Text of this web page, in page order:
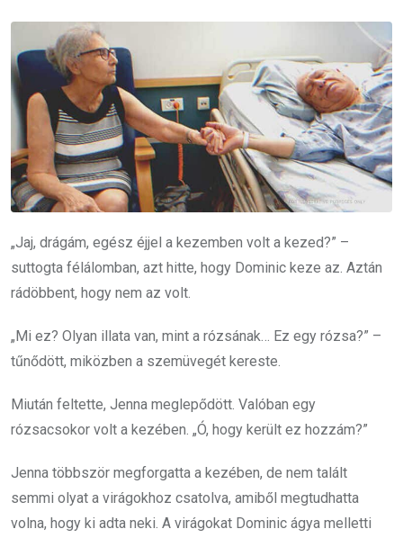
„Jaj, drágám, egész éjjel a kezemben volt a kezed?” –
suttogta félálomban, azt hitte, hogy Dominic keze az. Aztán
rádöbbent, hogy nem az volt.
„Mi ez? Olyan illata van, mint a rózsának… Ez egy rózsa?” –
tűnődött, miközben a szemüvegét kereste.
Miután feltette, Jenna meglepődött. Valóban egy
rózsacsokor volt a kezében. „Ó, hogy került ez hozzám?”
Jenna többször megforgatta a kezében, de nem talált
semmi olyat a virágokhoz csatolva, amiből megtudhatta
volna, hogy ki adta neki. A virágokat Dominic ágya melletti